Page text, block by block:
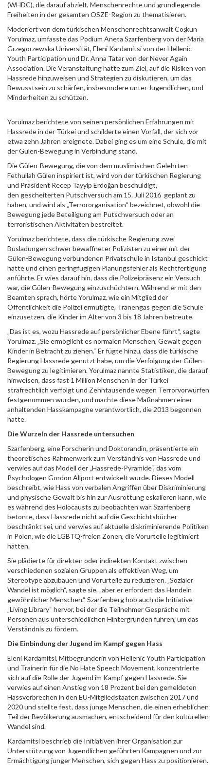
(WHDC), die darauf abzielt, Menschenrechte und grundlegende
Freiheiten in der gesamten OSZE-Region zu thematisieren.
Moderiert von dem türkischen Menschenrechtsanwalt Coşkun
Yorulmaz, umfasste das Podium Aneta Szarfenberg von der Maria
Grzegorzewska Universität, Eleni Kardamitsi von der Hellenic
Youth Participation und Dr. Anna Tatar von der Never Again
Association. Die Veranstaltung hatte zum Ziel, auf die Risiken von
Hassrede hinzuweisen und Strategien zu diskutieren, um das
Bewusstsein zu schärfen, insbesondere unter Jugendlichen, und
Minderheiten zu schützen.
Yorulmaz berichtete von seinen persönlichen Erfahrungen mit
Hassrede in der Türkei und schilderte einen Vorfall, der sich vor
etwa zehn Jahren ereignete. Dabei ging es um eine Schule, die mit
derGülen-Bewegung in Verbindung stand.
Die Gülen-Bewegung, die von dem muslimischen Gelehrten
Fethullah Gülen inspiriert ist, wird von der türkischen Regierung
und Präsident Recep Tayyip Erdoğan beschuldigt,
den gescheiterten Putschversuch am 15. Juli 2016 geplant zu
haben, und wird als „Terrororganisation“ bezeichnet, obwohl die
Bewegung jede Beteiligung am Putschversuch oder an
terroristischen Aktivitäten bestreitet.
Yorulmaz berichtete, dass die türkische Regierung zwei
Busladungen schwer bewaffneter Polizisten zu einer mit der
Gülen-Bewegung verbundenen Privatschule in Istanbul geschickt
hatte und einen geringfügigen Planungsfehler als Rechtfertigung
anführte. Er wies darauf hin, dass die Polizeipräsenz ein Versuch
war, die Gülen-Bewegung einzuschüchtern. Während er mit den
Beamten sprach, hörte Yorulmaz, wie ein Mitglied der
Öffentlichkeit die Polizei ermutigte, Tränengas gegen die Schule
einzusetzen, die Kinder im Alter von 3 bis 18 Jahren betreute.
„Das ist es, wozu Hassrede auf persönlicher Ebene führt“, sagte
Yorulmaz. „Sie ermöglicht es normalen Menschen, Gewalt gegen
Kinder in Betracht zu ziehen.“ Er fügte hinzu, dass die türkische
Regierung Hassrede genutzt habe, um die Verfolgung der Gülen-
Bewegung zu legitimieren. Yorulmaz nannte Statistiken, die darauf
hinweisen, dass fast 1 Million Menschen in der Türkei
strafrechtlich verfolgt und Zehntausende wegen Terrorvorwürfen
festgenommen wurden, und machte diese Maßnahmen einer
anhaltenden Hasskampagne verantwortlich, die 2013 begonnen
hatte.
Die Wurzeln der Hassrede untersuchen
Szarfenberg, eine Forscherin und Doktorandin, präsentierte ein
theoretisches Rahmenwerk zum Verständnis von Hassrede und
verwies auf das Modell der „Hassrede-Pyramide“, das vom
Psychologen Gordon Allport entwickelt wurde. Dieses Modell
beschreibt, wie Hass von verbalen Angriffen über Diskriminierung
und physische Gewalt bis hin zur Ausrottung eskalieren kann, wie
es während des Holocausts zu beobachten war. Szarfenberg
betonte, dass Hassrede nicht auf die Geschichtsbücher
beschränkt sei, und verwies auf aktuelle diskriminierende Politiken
in Polen, wie die LGBTQ-freien Zonen, die Vorurteile legitimiert
hätten.
Sie plädierte für direkten oder indirekten Kontakt zwischen
verschiedenen sozialen Gruppen als effektiven Weg, um
Stereotype abzubauen und Vorurteile zu reduzieren. „Sozialer
Wandel ist möglich“, sagte sie, „aber er erfordert das Handeln
gewöhnlicher Menschen.“ Szarfenberg hob auch die Initiative
„Living Library“ hervor, bei der die Teilnehmer Gespräche mit
Personen aus unterschiedlichen Hintergründen führen, um das
Verständnis zu fördern.
Die Einbindung der Jugend im Kampf gegen Hass
Eleni Kardamitsi, Mitbegründerin von Hellenic Youth Participation
und Trainerin für die No Hate Speech Movement, konzentrierte
sich auf die Rolle der Jugend im Kampf gegen Hassrede. Sie
verwies auf einen Anstieg von 18 Prozent bei den gemeldeten
Hassverbrechen in den EU-Mitgliedstaaten zwischen 2017 und
2020 und stellte fest, dass junge Menschen, die einen erheblichen
Teil der Bevölkerung ausmachen, entscheidend für den kulturellen
Wandel sind.
Kardamitsi beschrieb die Initiativen ihrer Organisation zur
Unterstützung von Jugendlichen geführten Kampagnen und zur
Ermächtigung junger Menschen, sich gegen Hass zu positionieren.